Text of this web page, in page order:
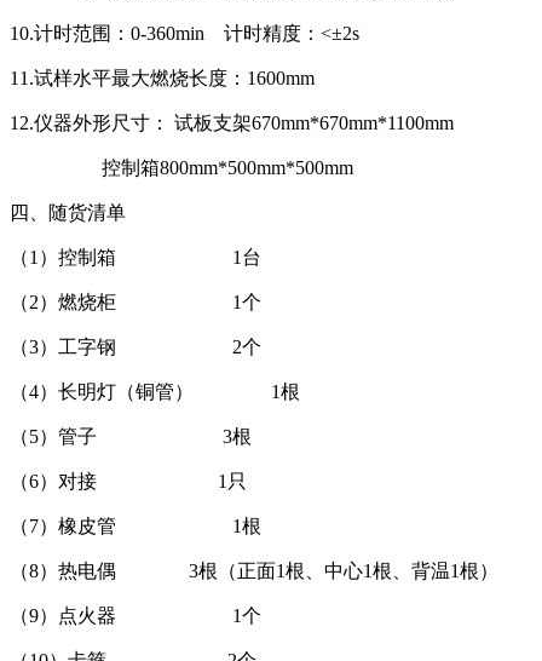
10.计时范围：0-360min 计时精度：<±2s
11.试样水平最大燃烧长度：1600mm
12.仪器外形尺寸： 试板支架670mm*670mm*1100mm
控制箱800mm*500mm*500mm
四、随货清单
（1）控制箱 1台
（2）燃烧柜 1个
（3）工字钢 2个
（4）长明灯（铜管） 1根
（5）管子 3根
（6）对接 1只
（7）橡皮管 1根
（8）热电偶 3根（正面1根、中心1根、背温1根）
（9）点火器 1个